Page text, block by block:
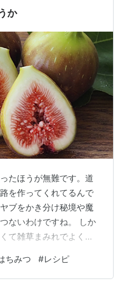
か
たほうが無難です。道
を作ってくれてるんで
ブをかき分け秘境や魔
ないわけですね。 しか
て雑草まみれでよくわ
ちみつ #レシピ